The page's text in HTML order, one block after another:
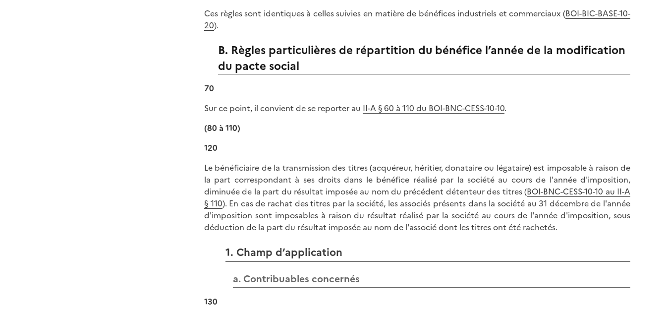
Ces règles sont identiques à celles suivies en matière de bénéfices industriels et commerciaux (BOI-BIC-BASE-10-
20).
B. Règles particulières de répartition du bénéfice l’année de la modification
du pacte social
70
Sur ce point, il convient de se reporter au II-A § 60 à 110 du BOI-BNC-CESS-10-10.
(80 à 110)
120
Le bénéficiaire de la transmission des titres (acquéreur, héritier, donataire ou légataire) est imposable à raison de
la part correspondant à ses droits dans le bénéfice réalisé par la société au cours de l'année d'imposition,
diminuée de la part du résultat imposée au nom du précédent détenteur des titres (BOI-BNC-CESS-10-10 au II-A
§ 110). En cas de rachat des titres par la société, les associés présents dans la société au 31 décembre de l'année
d'imposition sont imposables à raison du résultat réalisé par la société au cours de l'année d'imposition, sous
déduction de la part du résultat imposée au nom de l'associé dont les titres ont été rachetés.
1. Champ d’application
a. Contribuables concernés
130